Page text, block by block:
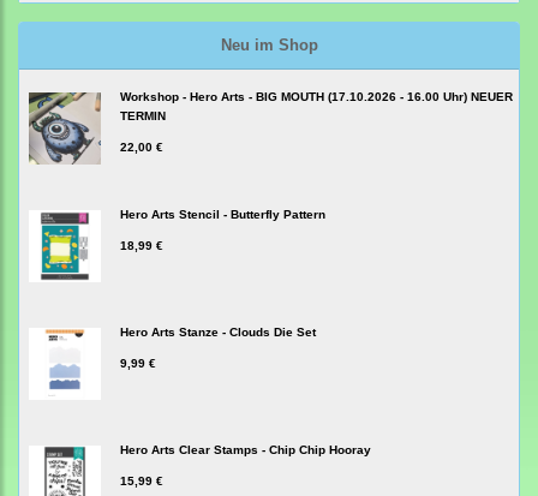
Neu im Shop
Workshop - Hero Arts - BIG MOUTH (17.10.2026 - 16.00 Uhr) NEUER
TERMIN
22,00 €
Hero Arts Stencil - Butterfly Pattern
18,99 €
Hero Arts Stanze - Clouds Die Set
9,99 €
Hero Arts Clear Stamps - Chip Chip Hooray
15,99 €